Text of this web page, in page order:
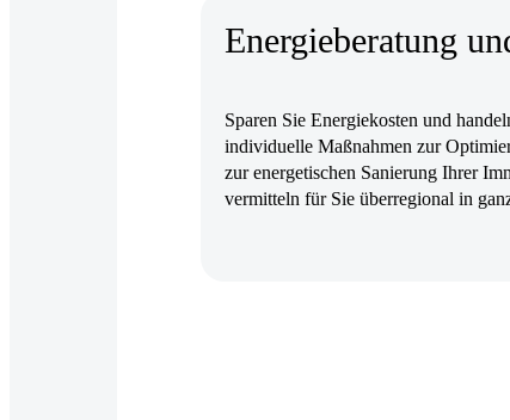
Energieberatung
Sparen Sie Energiekosten und
individuelle Maßnahmen zur
zur energetischen Sanierung Ihrer
vermitteln für Sie überregional in